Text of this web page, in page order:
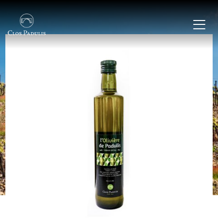
Accueil
Nos vins & produits
Nos valeurs
Contact & FAQ
clospadulis@gmail.com
7 chemin du Pont Romain, 11350 Paziols